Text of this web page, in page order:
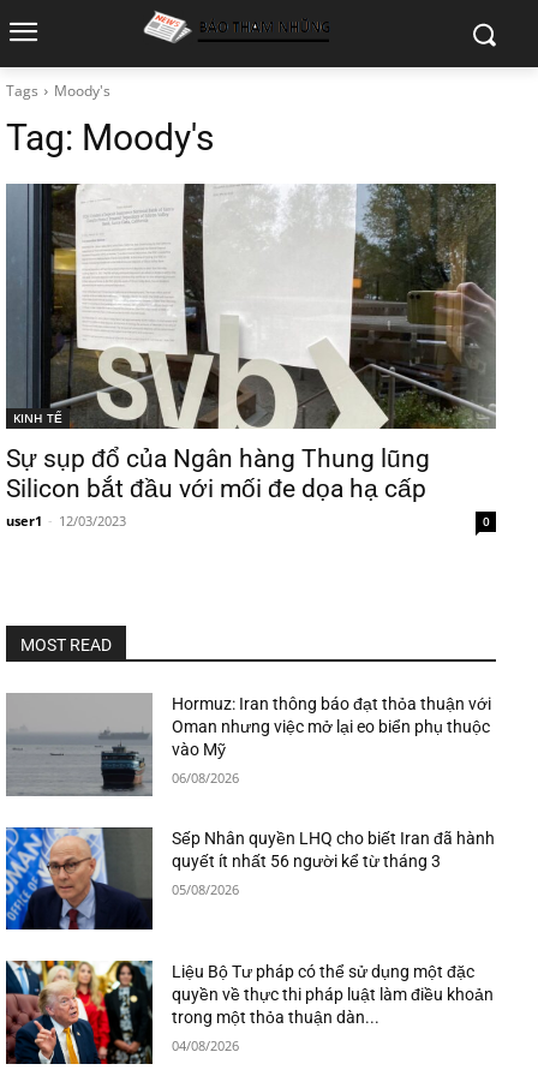
Tags Moody's
Tag: Moody's
KINH TẾ
Sự sụp đổ của Ngân hàng Thung lũng
Silicon bắt đầu với mối đe dọa hạ cấp
user1 - 12/03/2023 0
MOST READ
Hormuz: Iran thông báo đạt thỏa thuận với
Oman nhưng việc mở lại eo biển phụ thuộc
vào Mỹ
06/08/2026
Sếp Nhân quyền LHQ cho biết Iran đã hành
quyết ít nhất 56 người kể từ tháng 3
05/08/2026
Liệu Bộ Tư pháp có thể sử dụng một đặc
quyền về thực thi pháp luật làm điều khoản
trong một thỏa thuận dàn...
04/08/2026